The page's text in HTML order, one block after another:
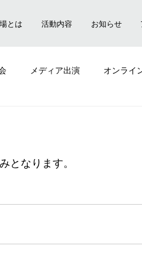
とは 活動内容 お知らせ
メディア出演 オンライ
となります。